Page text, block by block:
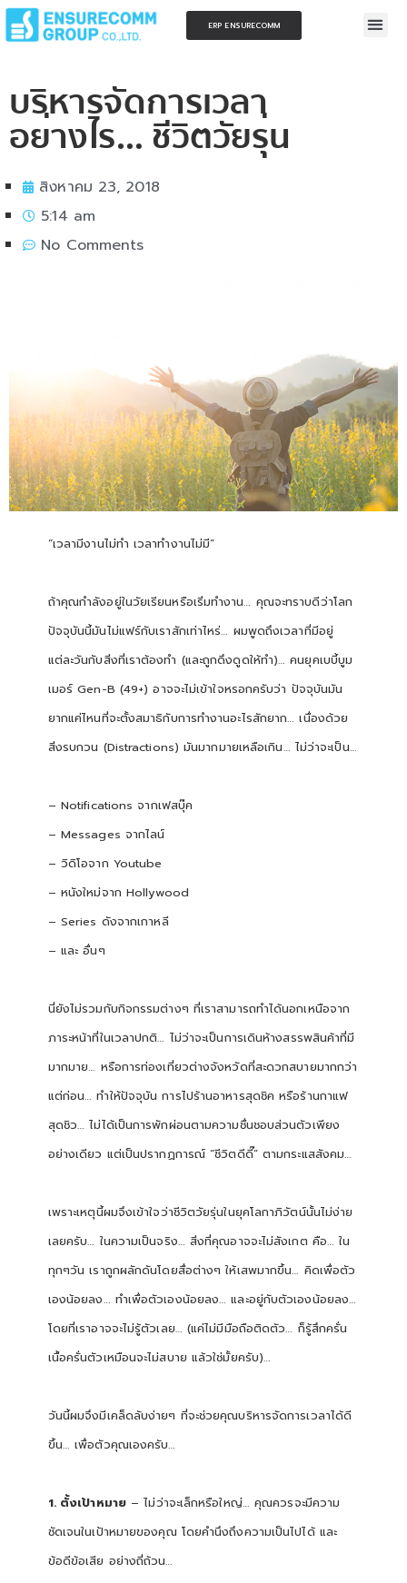
ERP ENSURECOMM
บริหารจัดการเวลา
อย่างไร… ชีวิตวัยรุ่น
สิงหาคม 23, 2018
5:14 am
No Comments
“เวลามีงานไม่ทำ เวลาทำงานไม่มี”
ถ้าคุณกำลังอยู่ในวัยเรียนหรือเริ่มทำงาน… คุณจะทราบดีว่าโลก
ปัจจุบันนี้มันไม่แฟร์กับเราสักเท่าไหร่… ผมพูดถึงเวลาที่มีอยู่
แต่ละวันกับสิ่งที่เราต้องทำ (และถูกดึงดูดให้ทำ)… คนยุคเบบี้บูม
เมอร์ Gen-B (49+) อาจจะไม่เข้าใจหรอกครับว่า ปัจจุบันมัน
ยากแค่ไหนที่จะตั้งสมาธิกับการทำงานอะไรสักยาก… เนื่องด้วย
สิ่งรบกวน (Distractions) มันมากมายเหลือเกิน… ไม่ว่าจะเป็น…
– Notifications จากเฟสบุ๊ค
– Messages จากไลน์
– วิดิโอจาก Youtube
– หนังใหม่จาก Hollywood
– Series ดังจากเกาหลี
– และ อื่นๆ
นี่ยังไม่รวมกับกิจกรรมต่างๆ ที่เราสามารถทำได้นอกเหนือจาก
ภาระหน้าที่ในเวลาปกติ… ไม่ว่าจะเป็นการเดินห้างสรรพสินค้าที่มี
มากมาย… หรือการท่องเที่ยวต่างจังหวัดที่สะดวกสบายมากกว่า
แต่ก่อน… ทำให้ปัจจุบัน การไปร้านอาหารสุดชิค หรือร้านกาแฟ
สุดชิว… ไม่ได้เป็นการพักผ่อนตามความชื่นชอบส่วนตัวเพียง
อย่างเดียว แต่เป็นปรากฏการณ์ “ชีวิตดีดี๊” ตามกระแสสังคม…
เพราะเหตุนี้ผมจึงเข้าใจว่าชีวิตวัยรุ่นในยุคโลกาภิวัตน์นั้นไม่ง่าย
เลยครับ… ในความเป็นจริง… สิ่งที่คุณอาจจะไม่สังเกต คือ… ใน
ทุกๆวัน เราถูกผลักดันโดยสื่อต่างๆ ให้เสพมากขึ้น… คิดเพื่อตัว
เองน้อยลง… ทำเพื่อตัวเองน้อยลง… และอยู่กับตัวเองน้อยลง…
โดยที่เราอาจจะไม่รู้ตัวเลย… (แค่ไม่มีมือถือติดตัว… ก็รู้สึกครั่น
เนื้อครั่นตัวเหมือนจะไม่สบาย แล้วใช่มั้ยครับ)…
วันนี้ผมจึงมีเคล็ดลับง่ายๆ ที่จะช่วยคุณบริหารจัดการเวลาได้ดี
ขึ้น… เพื่อตัวคุณเองครับ…
1. ตั้งเป้าหมาย – ไม่ว่าจะเล็กหรือใหญ่… คุณควรจะมีความ
ชัดเจนในเป้าหมายของคุณ โดยคำนึงถึงความเป็นไปได้ และ
ข้อดีข้อเสีย อย่างถี่ถ้วน…